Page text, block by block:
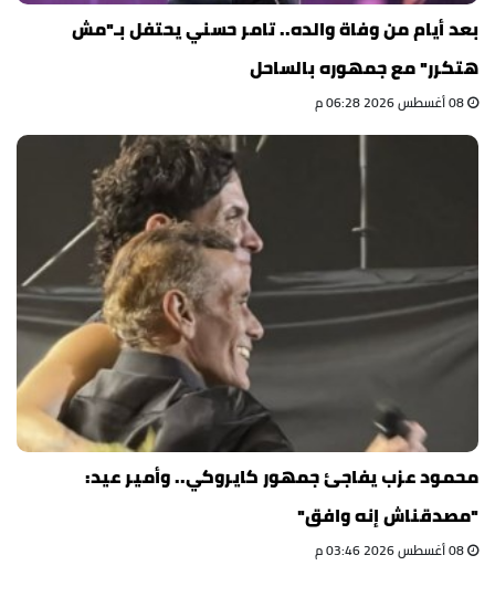
بعد أيام من وفاة والده.. تامر حسني يحتفل بـ"مش
هتكرر" مع جمهوره بالساحل
محمود عزب يفاجئ جمهور كايروكي.. وأمير عيد:
"مصدقناش إنه وافق"